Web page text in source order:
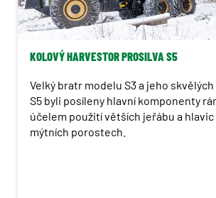
KOLOVÝ HARVESTOR PROSILVA S5
Velký bratr modelu S3 a jeho
S5 byli posíleny hlavní komponenty
účelem použití větších jeřábu a hlavic
mýtních porostech.